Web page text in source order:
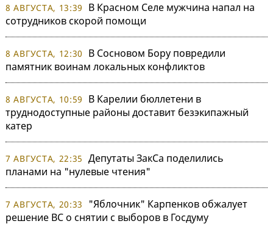
8 АВГУСТА, 13:39
В Красном Селе мужчина напал на
сотрудников скорой помощи
8 АВГУСТА, 12:30
В Сосновом Бору повредили
памятник воинам локальных конфликтов
8 АВГУСТА, 10:59
В Карелии бюллетени в
труднодоступные районы доставит безэкипажный
катер
7 АВГУСТА, 22:35 Депутаты ЗакСа поделились
планами на "нулевые чтения"
7 АВГУСТА, 20:33
"Яблочник" Карпенков обжалует
решение ВС о снятии с выборов в Госдуму